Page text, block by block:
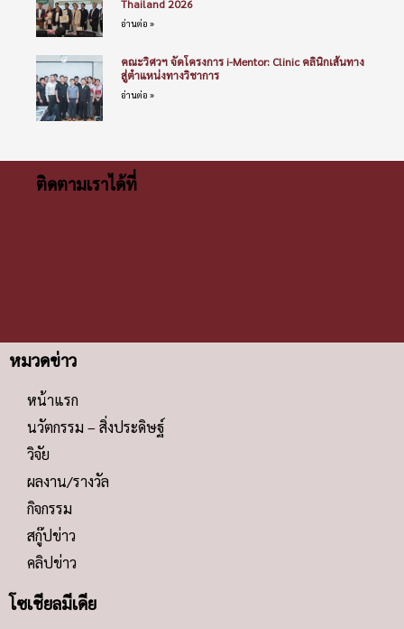
Thailand 2026
อ่านต่อ »
คณะวิศวฯ จัดโครงการ i-Mentor: Clinic คลินิกเส้นทาง
สู่ตำแหน่งทางวิชาการ
อ่านต่อ »
ติดตามเราได้ที่
หมวดข่าว
หน้าแรก
นวัตกรรม – สิ่งประดิษฐ์
วิจัย
ผลงาน/รางวัล
กิจกรรม
สกู๊ปข่าว
คลิปข่าว
โซเชียลมีเดีย